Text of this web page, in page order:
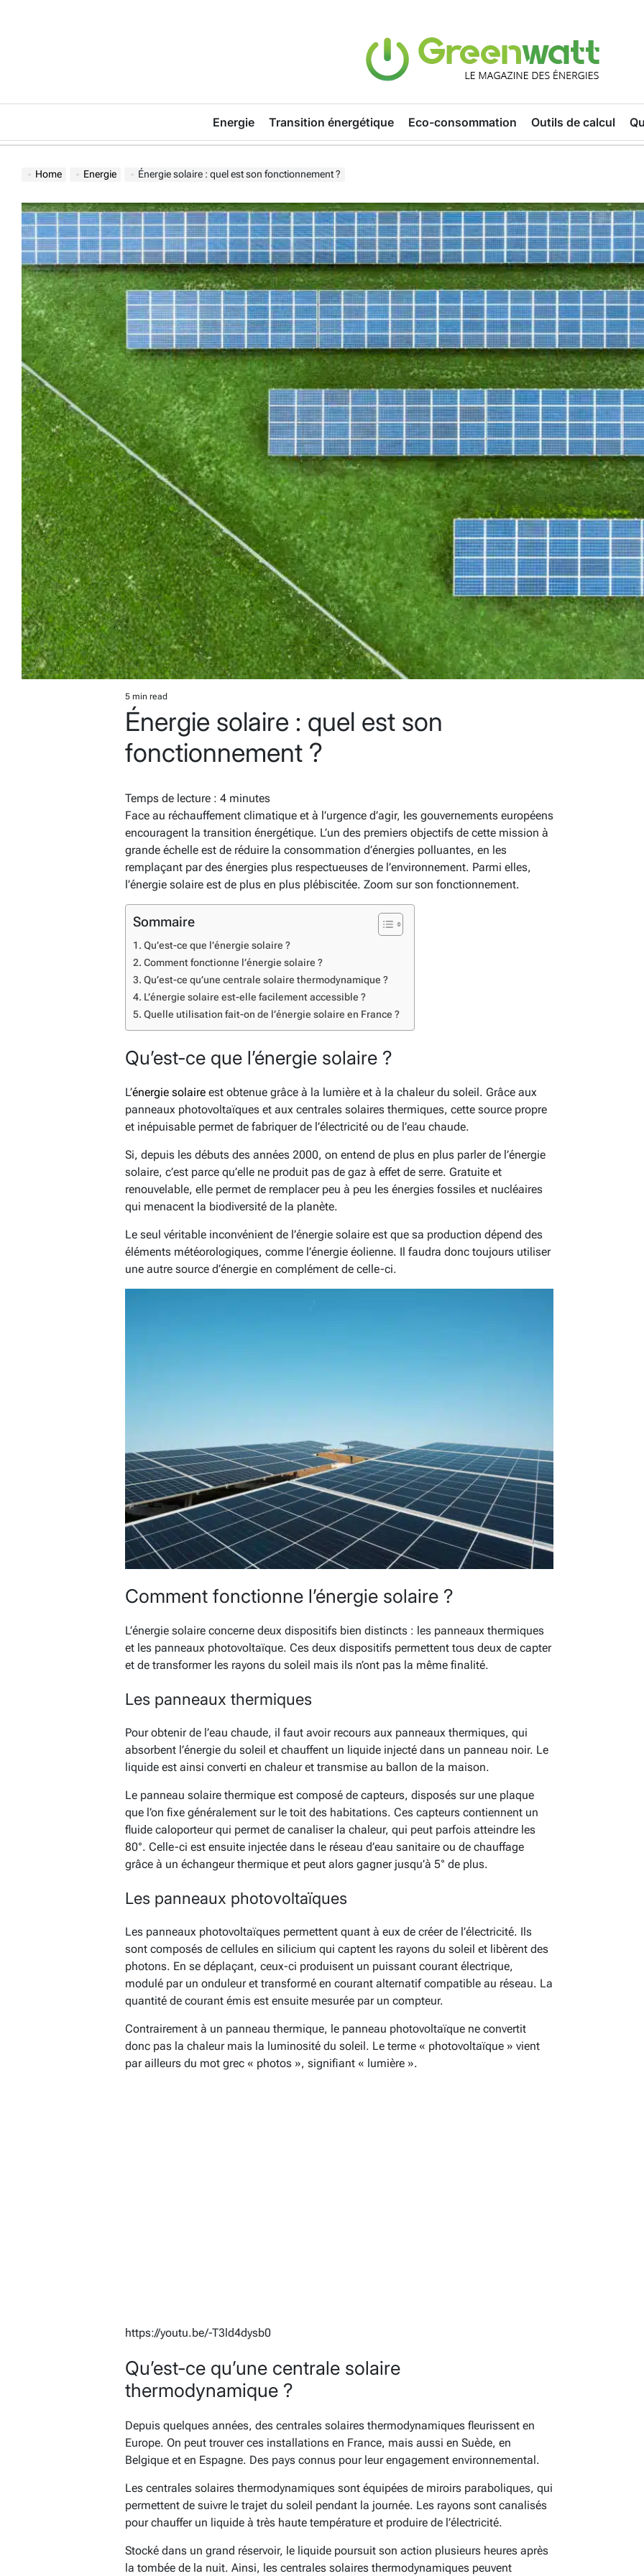
Energie Transition énergétique Eco-consommation Outils de calcul
Home Energie Énergie solaire : quel est son fonctionnement ?
Estimated
read
time
5 min read
Énergie solaire : quel est son
fonctionnement ?
Temps de lecture : 4 minutes
Face au réchauffement climatique et à l’urgence d’agir, les gouvernements européens
encouragent la transition énergétique. L’un des premiers objectifs de cette mission à
grande échelle est de réduire la consommation d’énergies polluantes, en les
remplaçant par des énergies plus respectueuses de l’environnement. Parmi elles,
l’énergie solaire est de plus en plus plébiscitée. Zoom sur son fonctionnement.
Sommaire
Qu’est-ce que l’énergie solaire ?
Comment fonctionne l’énergie solaire ?
Qu’est-ce qu’une centrale solaire thermodynamique ?
L’énergie solaire est-elle facilement accessible ?
Quelle utilisation fait-on de l’énergie solaire en France ?
Qu’est-ce que l’énergie solaire ?
L’énergie solaire est obtenue grâce à la lumière et à la chaleur du soleil. Grâce aux
panneaux photovoltaïques et aux centrales solaires thermiques, cette source propre
et inépuisable permet de fabriquer de l’électricité ou de l’eau chaude.
Si, depuis les débuts des années 2000, on entend de plus en plus parler de l’énergie
solaire, c’est parce qu’elle ne produit pas de gaz à effet de serre. Gratuite et
renouvelable, elle permet de remplacer peu à peu les énergies fossiles et nucléaires
qui menacent la biodiversité de la planète.
Le seul véritable inconvénient de l’énergie solaire est que sa production dépend des
éléments météorologiques, comme l’énergie éolienne. Il faudra donc toujours utiliser
une autre source d’énergie en complément de celle-ci.
Comment fonctionne l’énergie solaire ?
L’énergie solaire concerne deux dispositifs bien distincts : les panneaux thermiques
et les panneaux photovoltaïque. Ces deux dispositifs permettent tous deux de capter
et de transformer les rayons du soleil mais ils n’ont pas la même finalité.
Les panneaux thermiques
Pour obtenir de l’eau chaude, il faut avoir recours aux panneaux thermiques, qui
absorbent l’énergie du soleil et chauffent un liquide injecté dans un panneau noir. Le
liquide est ainsi converti en chaleur et transmise au ballon de la maison.
Le panneau solaire thermique est composé de capteurs, disposés sur une plaque
que l’on fixe généralement sur le toit des habitations. Ces capteurs contiennent un
fluide caloporteur qui permet de canaliser la chaleur, qui peut parfois atteindre les
80°. Celle-ci est ensuite injectée dans le réseau d’eau sanitaire ou de chauffage
grâce à un échangeur thermique et peut alors gagner jusqu’à 5° de plus.
Les panneaux photovoltaïques
Les panneaux photovoltaïques permettent quant à eux de créer de l’électricité. Ils
sont composés de cellules en silicium qui captent les rayons du soleil et libèrent des
photons. En se déplaçant, ceux-ci produisent un puissant courant électrique,
modulé par un onduleur et transformé en courant alternatif compatible au réseau. La
quantité de courant émis est ensuite mesurée par un compteur.
Contrairement à un panneau thermique, le panneau photovoltaïque ne convertit
donc pas la chaleur mais la luminosité du soleil. Le terme « photovoltaïque » vient
par ailleurs du mot grec « photos », signifiant « lumière ».
https://youtu.be/-T3ld4dysb0
Qu’est-ce qu’une centrale solaire
thermodynamique ?
Depuis quelques années, des centrales solaires thermodynamiques fleurissent en
Europe. On peut trouver ces installations en France, mais aussi en Suède, en
Belgique et en Espagne. Des pays connus pour leur engagement environnemental.
Les centrales solaires thermodynamiques sont équipées de miroirs paraboliques, qui
permettent de suivre le trajet du soleil pendant la journée. Les rayons sont canalisés
pour chauffer un liquide à très haute température et produire de l’électricité.
Stocké dans un grand réservoir, le liquide poursuit son action plusieurs heures après
la tombée de la nuit. Ainsi, les centrales solaires thermodynamiques peuvent